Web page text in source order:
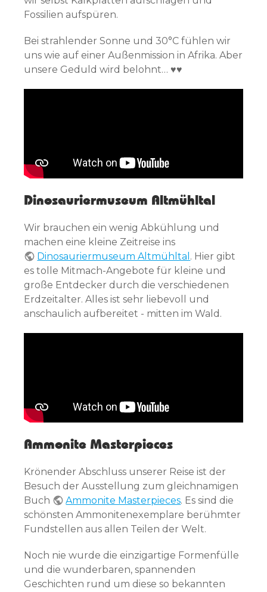
Fossilien aufspüren.
Bei strahlender Sonne und 30°C fühlen wir
uns wie auf einer Außenmission in Afrika. Aber
unsere Geduld wird belohnt… ♥♥
Dinosauriermuseum Altmühltal
Wir brauchen ein wenig Abkühlung und
machen eine kleine Zeitreise ins
Dinosauriermuseum Altmühltal . Hier gibt
es tolle Mitmach-Angebote für kleine und
große Entdecker durch die verschiedenen
Erdzeitalter. Alles ist sehr liebevoll und
anschaulich aufbereitet - mitten im Wald.
Ammonite Masterpieces
Krönender Abschluss unserer Reise ist der
Besuch der Ausstellung zum gleichnamigen
Buch
Ammonite Masterpieces. Es sind die
schönsten Ammonitenexemplare berühmter
Fundstellen aus allen Teilen der Welt.
Noch nie wurde die einzigartige Formenfülle
und die wunderbaren, spannenden
Geschichten rund um diese so bekannten